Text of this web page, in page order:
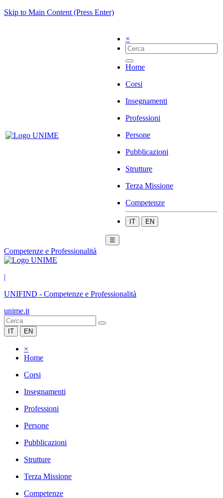
Skip to Main Content (Press Enter)
×
Home
Corsi
Insegnamenti
Professioni
Persone
Pubblicazioni
Strutture
Terza Missione
Competenze
IT EN
☰
Competenze e Professionalità
|
UNIFIND - Competenze e Professionalità
unime.it
IT EN
×
Home
Corsi
Insegnamenti
Professioni
Persone
Pubblicazioni
Strutture
Terza Missione
Competenze